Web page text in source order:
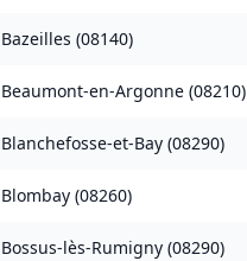
Bazeilles (08140)
Beaumont-en-Argonne (08210)
Blanchefosse-et-Bay (08290)
Blombay (08260)
Bossus-lès-Rumigny (08290)